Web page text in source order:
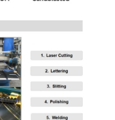
مواد مسی
کویل فولادی گالوانیزه Ppgi